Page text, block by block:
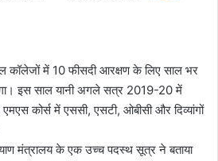
कॉलेजों में 10 फीसदी आरक्षण के लिए साल भर
इस साल यानी अगले सत्र 2019-20 में
कोर्स में एससी, एसटी, ओबीसी और दिव्यांगों
मंत्रालय के एक उच्च पदस्थ सूत्र ने बताया